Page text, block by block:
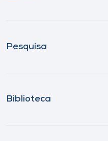
Pesquisa
Biblioteca